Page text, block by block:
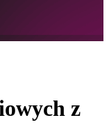
z